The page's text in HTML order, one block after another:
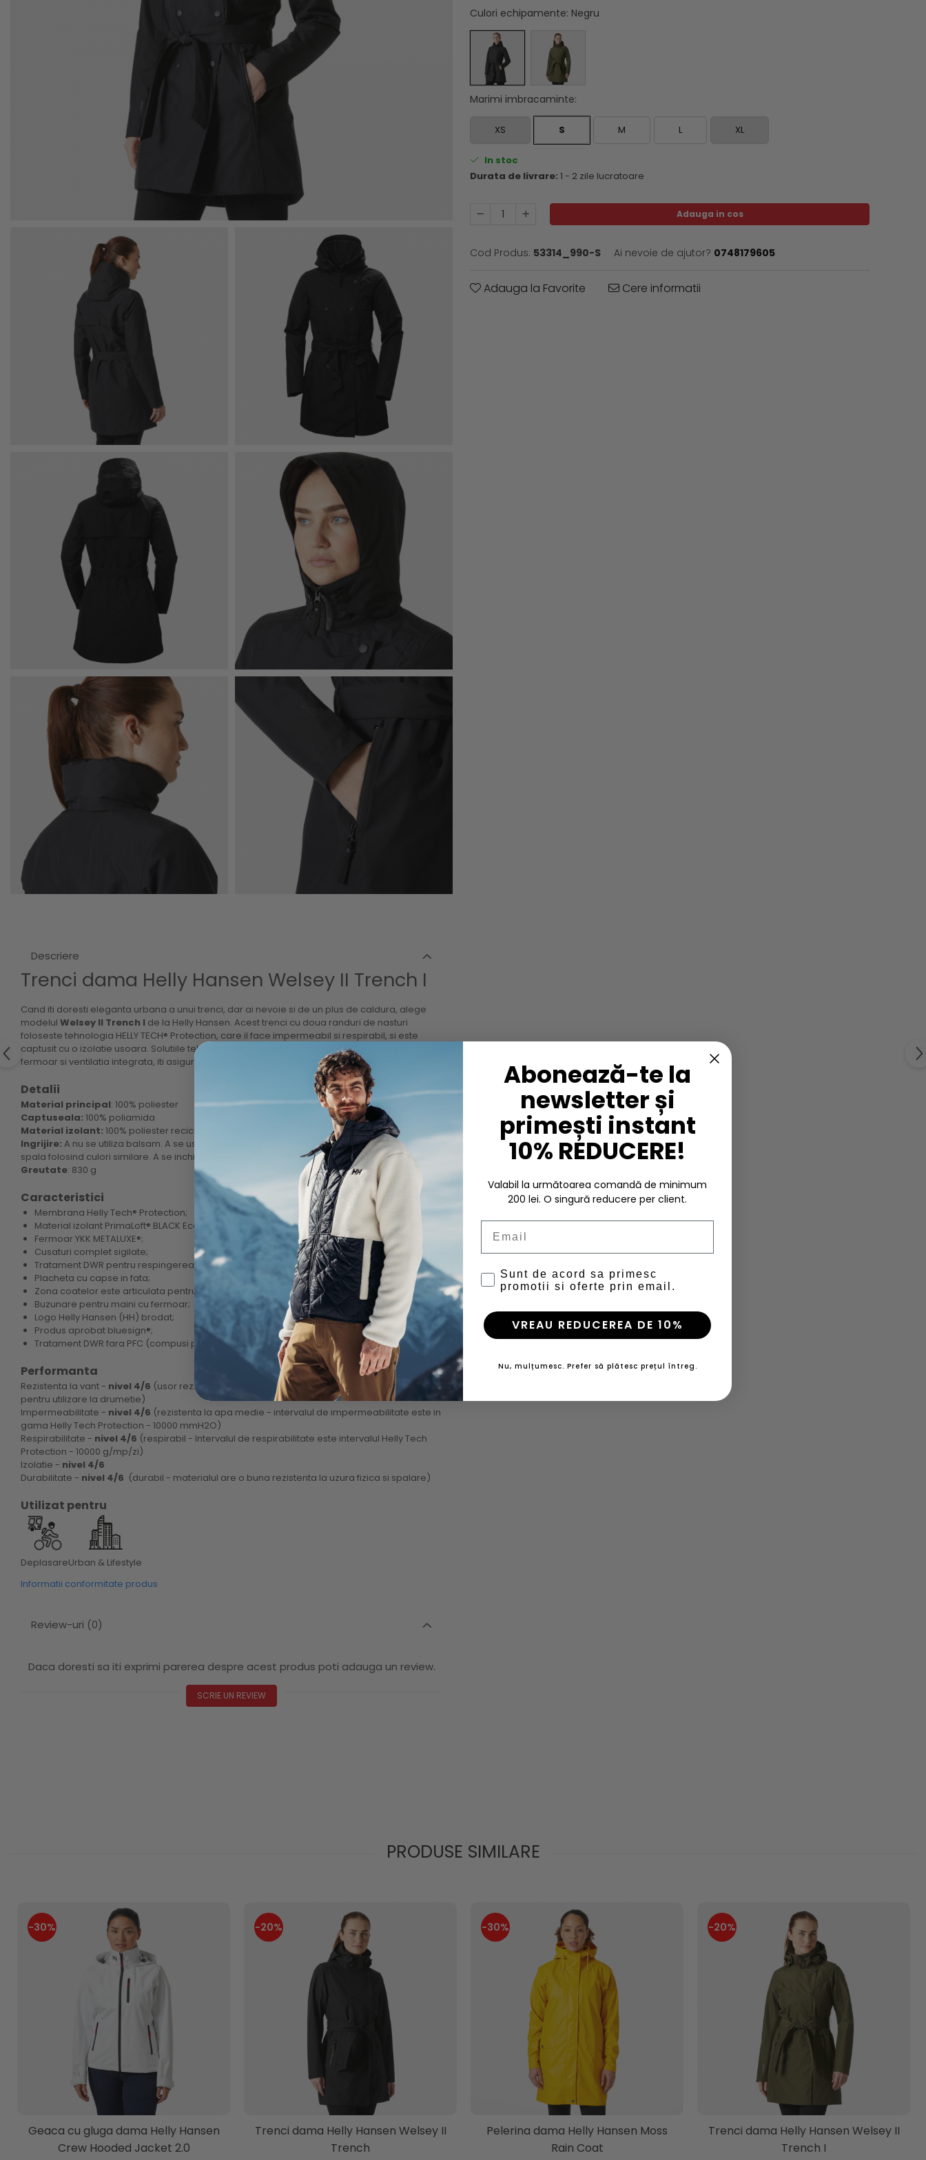
Descriere
Trenci dama Helly Hansen Welsey II Trench I
Cand iti doresti eleganta urbana a unui trenci, dar ai nevoie si de un plus de caldura, alege
modelul Welsey II Trench I de la Helly Hansen. Acest trenci cu doua randuri de nasturi
foloseste tehnologia HELLY TECH® Protection, care il face impermeabil si respirabil, si este
captusit cu o izolatie usoara. Solutiile tehnice optime, precum inchiderea completa cu
fermoar si ventilatia integrata, iti asigura confortul in zilele aglomerate cu vreme imprevizibila.
Detalii
Material principal: 100% poliester
Captuseala: 100% poliamida
Material izolant: 100% poliester reciclat
Ingrijire: A nu se utiliza balsam. A se usca la uscator pentru a reactiva tratamentul DWR. A se
spala folosind culori similare. A se inchide fermoarele inainte de spalare.
Greutate: 830 g
Caracteristici
Membrana Helly Tech® Protection;
Material izolant PrimaLoft® BLACK Eco;
Fermoar YKK METALUXE®;
Cusaturi complet sigilate;
Tratament DWR pentru respingerea apei;
Placheta cu capse in fata;
Zona coatelor este articulata pentru mobilitate optima;
Buzunare pentru maini cu fermoar;
Logo Helly Hansen (HH) brodat;
Produs aprobat bluesign®;
Tratament DWR fara PFC (compusi perfluorinati).
Performanta
Rezistenta la vant - nivel 4/6 (usor rezistent la vant - 13-30 CFM respirabil si rezistenta la vant
pentru utilizare la drumetie)
Impermeabilitate - nivel 4/6 (rezistenta la apa medie - intervalul de impermeabilitate este in
gama Helly Tech Protection - 10000 mmH2O)
Respirabilitate - nivel 4/6 (respirabil - Intervalul de respirabilitate este intervalul Helly Tech
Protection - 10000 g/mp/zi)
Izolatie - nivel 4/6
Durabilitate - nivel 4/6 (durabil - materialul are o buna rezistenta la uzura fizica si spalare)
Utilizat pentru
DeplasareUrban & Lifestyle
Informatii conformitate produs
Review-uri (0)
Daca doresti sa iti exprimi parerea despre acest produs poti adauga un review.
SCRIE UN REVIEW
Culori echipamente: Negru
Marimi imbracaminte:
XS S M L XL
In stoc
Durata de livrare: 1 - 2 zile lucratoare
Adauga in cos
Cod Produs: 53314_990-S Ai nevoie de ajutor? 0748179605
Adauga la Favorite Cere informatii
PRODUSE SIMILARE
-30%
Geaca cu gluga dama Helly Hansen
Crew Hooded Jacket 2.0
-20%
Trenci dama Helly Hansen Welsey II
Trench
-30%
Pelerina dama Helly Hansen Moss
Rain Coat
-20%
Trenci dama Helly Hansen Welsey II
Trench I
Abonează-te la
newsletter și
primești instant
10% REDUCERE!
Valabil la următoarea comandă de minimum
200 lei. O singură reducere per client.
Sunt de acord sa primesc
promotii si oferte prin email.
VREAU REDUCEREA DE 10%
Nu, mulțumesc. Prefer să plătesc prețul întreg.